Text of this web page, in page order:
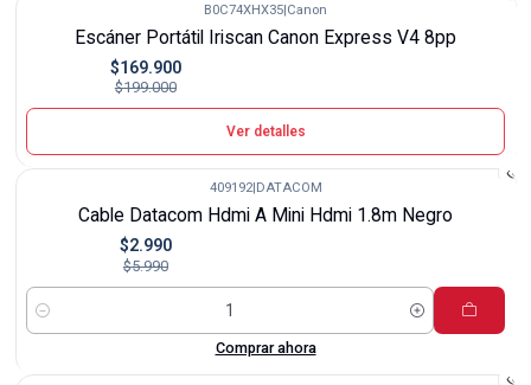
Agotado
B0C74XHX35|Canon
Escáner Portátil Iriscan Canon Express V4 8pp
$169.900
$199.000
Ver detalles
409192|DATACOM
Cable Datacom Hdmi A Mini Hdmi 1.8m Negro
$2.990
$5.990
Cantidad
Comprar ahora